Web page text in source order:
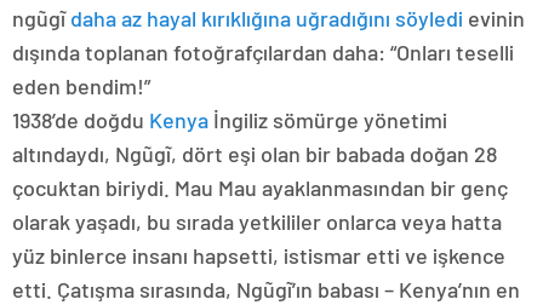
ngũgĩdaha az hayal kırıklığına uğradığını söyledi evinin
dışında toplanan fotoğrafçılardan daha: “Onları teselli
eden bendim!”
1938’de doğdu Kenya İngiliz sömürge yönetimi
altındaydı, Ngũgĩ, dört eşi olan bir babada doğan 28
çocuktan biriydi. Mau Mau ayaklanmasından bir genç
olarak yaşadı, bu sırada yetkililer onlarca veya hatta
yüz binlerce insanı hapsetti, istismar etti ve işkence
etti. Çatışma sırasında, Ngũgĩ’ın babası – Kenya’nın en